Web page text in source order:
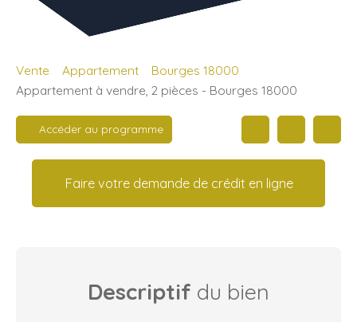
Vente Appartement
Bourges 18000
Appartement à vendre, 2 pièces - Bourges 18000
Accéder au programme
Faire votre demande de crédit en ligne
Descriptif du bien